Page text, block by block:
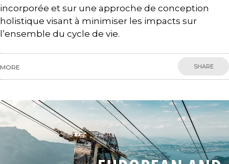
incorporée et sur une approche de conception
holistique visant à minimiser les impacts sur
l’ensemble du cycle de vie.
MORE SHARE